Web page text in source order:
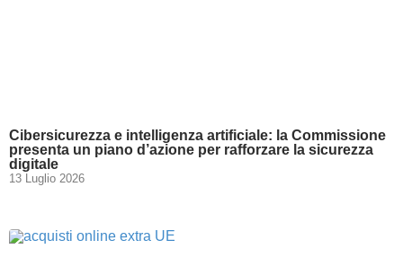
Cibersicurezza e intelligenza artificiale: la Commissione
presenta un piano d’azione per rafforzare la sicurezza
digitale
13 Luglio 2026